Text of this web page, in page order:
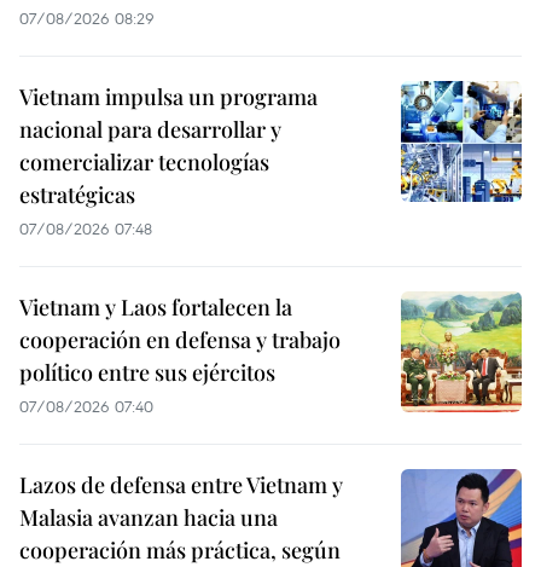
07/08/2026 08:29
Vietnam impulsa un programa
nacional para desarrollar y
comercializar tecnologías
estratégicas
07/08/2026 07:48
Vietnam y Laos fortalecen la
cooperación en defensa y trabajo
político entre sus ejércitos
07/08/2026 07:40
Lazos de defensa entre Vietnam y
Malasia avanzan hacia una
cooperación más práctica, según